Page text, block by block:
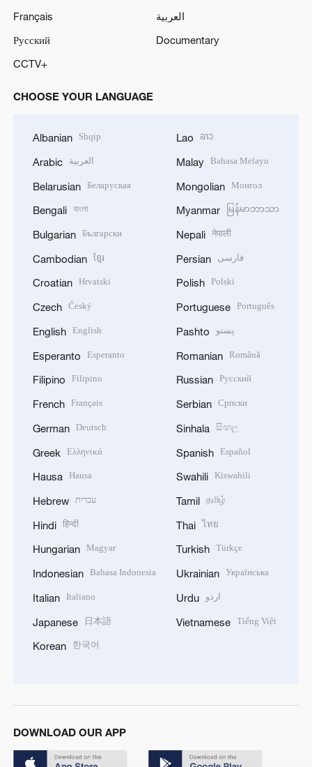
Français
العربية
Русский
Documentary
CCTV+
CHOOSE YOUR LANGUAGE
Albanian Shqip
Arabic العربية
Belarusian Беларуская
Bengali বাংলা
Bulgarian Български
Cambodian ខ្មែរ
Croatian Hrvatski
Czech Český
English English
Esperanto Esperanto
Filipino Filipino
French Français
German Deutsch
Greek Ελληνικά
Hausa Hausa
Hebrew עברית
Hindi हिन्दी
Hungarian Magyar
Indonesian Bahasa Indonesia
Italian Italiano
Japanese 日本語
Korean 한국어
Lao ລາວ
Malay Bahasa Melayu
Mongolian Монгол
Myanmar မြန်မာဘာသာ
Nepali नेपाली
Persian فارسی
Polish Polski
Portuguese Português
Pashto پښتو
Romanian Română
Russian Русский
Serbian Српски
Sinhala සිංහල
Spanish Español
Swahili Kiswahili
Tamil தமிழ்
Thai ไทย
Turkish Türkçe
Ukrainian Українська
Urdu اردو
Vietnamese Tiếng Việt
DOWNLOAD OUR APP